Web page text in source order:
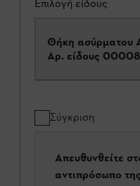
Επιλογή είδους
Θήκη ασύρματου
Αρ. είδους
Σύγκριση
Απευθυνθείτε
αντιπρόσωπο